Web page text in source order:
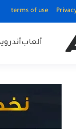
terms of use
ألعاب